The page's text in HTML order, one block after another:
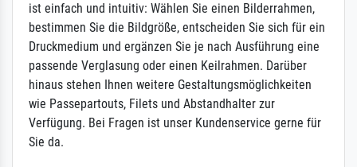
ist einfach und intuitiv: Wählen Sie einen Bilderrahmen,
bestimmen Sie die Bildgröße, entscheiden Sie sich für ein
Druckmedium und ergänzen Sie je nach Ausführung eine
passende Verglasung oder einen Keilrahmen. Darüber
hinaus stehen Ihnen weitere Gestaltungsmöglichkeiten
wie Passepartouts, Filets und Abstandhalter zur
Verfügung. Bei Fragen ist unser Kundenservice gerne für
Sie da.